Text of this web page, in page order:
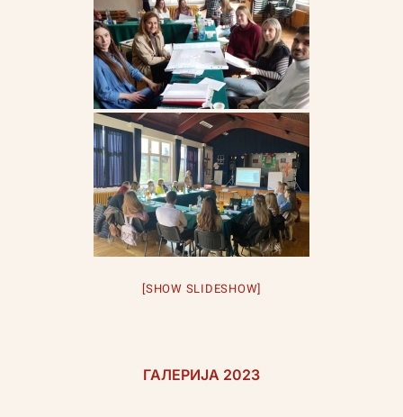
[SHOW SLIDESHOW]
ГАЛЕРИЈА 2023